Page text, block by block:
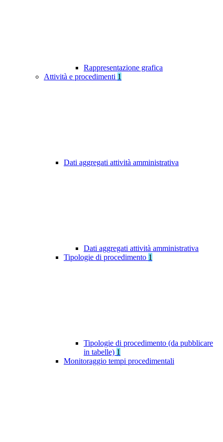
Rappresentazione grafica
Attività e procedimenti 1
Dati aggregati attività amministrativa
Dati aggregati attività amministrativa
Tipologie di procedimento 1
Tipologie di procedimento (da pubblicare
in tabelle) 1
Monitoraggio tempi procedimentali